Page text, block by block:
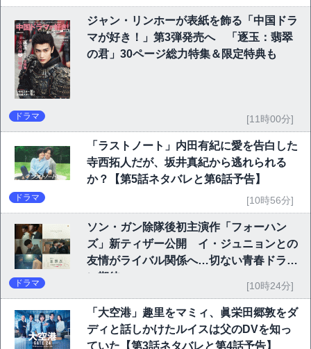
ジャン・リンホーが表紙を飾る「中国ドラ
マが好き！」第3弾発売へ 「逐玉：翡翠
の君」30ページ総力特集＆限定特典も
ドラマ [11時00分]
「ラストノート」内田有紀に愛を告白した
寺西拓人だが、坂井真紀から逃れられる
か？【第5話ネタバレと第6話予告】
ドラマ [10時56分]
ソン・ガン除隊後初主演作「フォーハン
ズ」新ティザー公開 イ・ジュニョンとの
友情がライバル関係へ…切ない青春ドラマ
に期待
ドラマ [10時24分]
「大空港」趣里をマミィ、眞栄田郷敦をダ
ディと話しかけたルイスは父のDVを知っ
ていた【第3話ネタバレと第4話予告】